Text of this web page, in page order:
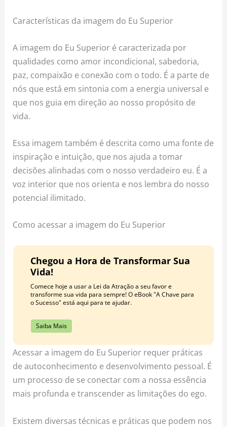
Características da imagem do Eu Superior
A imagem do Eu Superior é caracterizada por
qualidades como amor incondicional, sabedoria,
paz, compaixão e conexão com o todo. É a parte de
nós que está em sintonia com a energia universal e
que nos guia em direção ao nosso propósito de
vida.
Essa imagem também é descrita como uma fonte de
inspiração e intuição, que nos ajuda a tomar
decisões alinhadas com o nosso verdadeiro eu. É a
voz interior que nos orienta e nos lembra do nosso
potencial ilimitado.
Como acessar a imagem do Eu Superior
Chegou a Hora de Transformar Sua
Vida!
Comece hoje a usar a Lei da Atração a seu favor e
transforme sua vida para sempre! O eBook "A Chave para
o Sucesso" está aqui para te ajudar.
Saiba Mais
Acessar a imagem do Eu Superior requer práticas
de autoconhecimento e desenvolvimento pessoal. É
um processo de se conectar com a nossa essência
mais profunda e transcender as limitações do ego.
Existem diversas técnicas e práticas que podem nos